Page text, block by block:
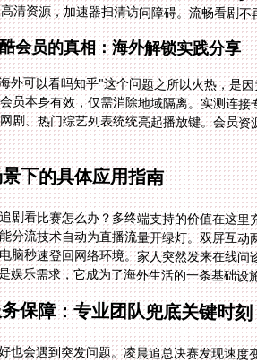
清资源，加速器扫清访问障碍。流畅看剧
会员的真相：海外解锁实践分享
外可以看吗知乎"这个问题之所以火热，是
员本身有效，仅需消除地域隔离。实测连
剧、热门综艺列表统统亮起播放键。会员
下的具体应用指南
剧看比赛怎么办？多终端支持的价值在这
分流技术自动为直播流量开绿灯。双屏互
脑秒速登回网络环境。家人突然发来在线
娱乐需求，它成为了海外生活的一条基础设
保障：专业团队兜底关键时刻
也会遇到突发问题。凌晨追总决赛发现速
请求。遇到线路波动无需复杂操作，后台
一键报修。这种兜底能力让使用过程心里